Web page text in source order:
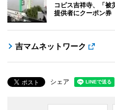
コピス吉祥寺、「被
提供者にクーポン券
吉マムネットワーク
シェア